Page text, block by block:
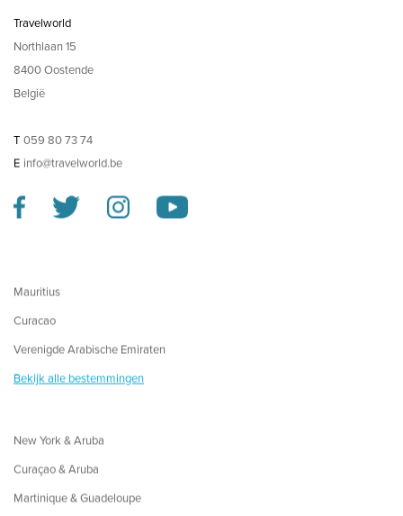
Travelworld
Northlaan 15
8400 Oostende
België
T 059 80 73 74
E info@travelworld.be
Mauritius
Curacao
Verenigde Arabische Emiraten
Bekijk alle bestemmingen
New York & Aruba
Curaçao & Aruba
Martinique & Guadeloupe